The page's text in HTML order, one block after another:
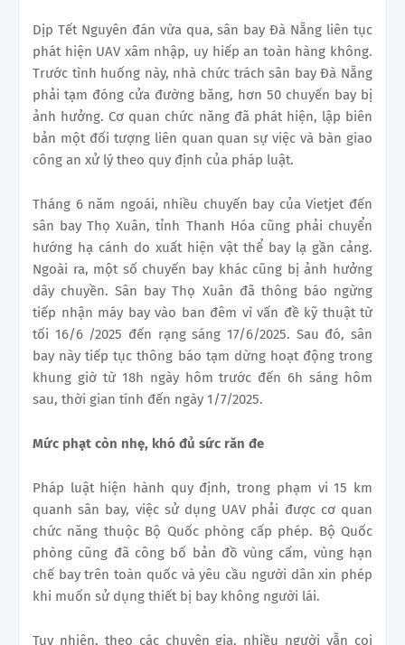
Dịp Tết Nguyên đán vừa qua, sân bay Đà Nẵng liên tục
phát hiện UAV xâm nhập, uy hiếp an toàn hàng không.
Trước tình huống này, nhà chức trách sân bay Đà Nẵng
phải tạm đóng cửa đường băng, hơn 50 chuyến bay bị
ảnh hưởng. Cơ quan chức năng đã phát hiện, lập biên
bản một đối tượng liên quan quan sự việc và bàn giao
công an xử lý theo quy định của pháp luật.
Tháng 6 năm ngoái, nhiều chuyến bay của Vietjet đến
sân bay Thọ Xuân, tỉnh Thanh Hóa cũng phải chuyển
hướng hạ cánh do xuất hiện vật thể bay lạ gần cảng.
Ngoài ra, một số chuyến bay khác cũng bị ảnh hưởng
dây chuyền. Sân bay Thọ Xuân đã thông báo ngừng
tiếp nhận máy bay vào ban đêm vì vấn đề kỹ thuật từ
tối 16/6 /2025 đến rạng sáng 17/6/2025. Sau đó, sân
bay này tiếp tục thông báo tạm dừng hoạt động trong
khung giờ từ 18h ngày hôm trước đến 6h sáng hôm
sau, thời gian tính đến ngày 1/7/2025.
Mức phạt còn nhẹ, khó đủ sức răn đe
Pháp luật hiện hành quy định, trong phạm vi 15 km
quanh sân bay, việc sử dụng UAV phải được cơ quan
chức năng thuộc Bộ Quốc phòng cấp phép. Bộ Quốc
phòng cũng đã công bố bản đồ vùng cấm, vùng hạn
chế bay trên toàn quốc và yêu cầu người dân xin phép
khi muốn sử dụng thiết bị bay không người lái.
Tuy nhiên, theo các chuyên gia, nhiều người vẫn coi